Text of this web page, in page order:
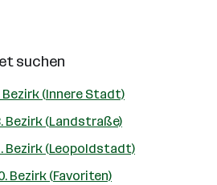
suchen
Bezirk (Innere Stadt)
Bezirk (Landstraße)
Bezirk (Leopoldstadt)
Bezirk (Favoriten)